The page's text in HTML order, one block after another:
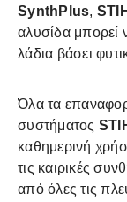
SynthPlus,
αλυσίδα μπορεί
λάδια βάσει
Όλα τα
συστήματος
καθημερινή
τις καιρικές
από όλες τις